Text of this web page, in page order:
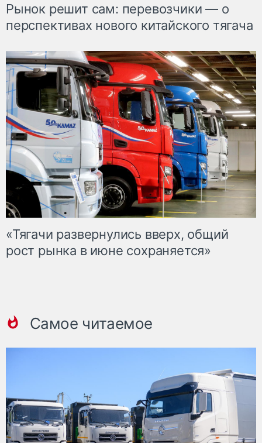
Рынок решит сам: перевозчики — о
перспективах нового китайского тягача
«Тягачи развернулись вверх, общий
рост рынка в июне сохраняется»
Самое читаемое